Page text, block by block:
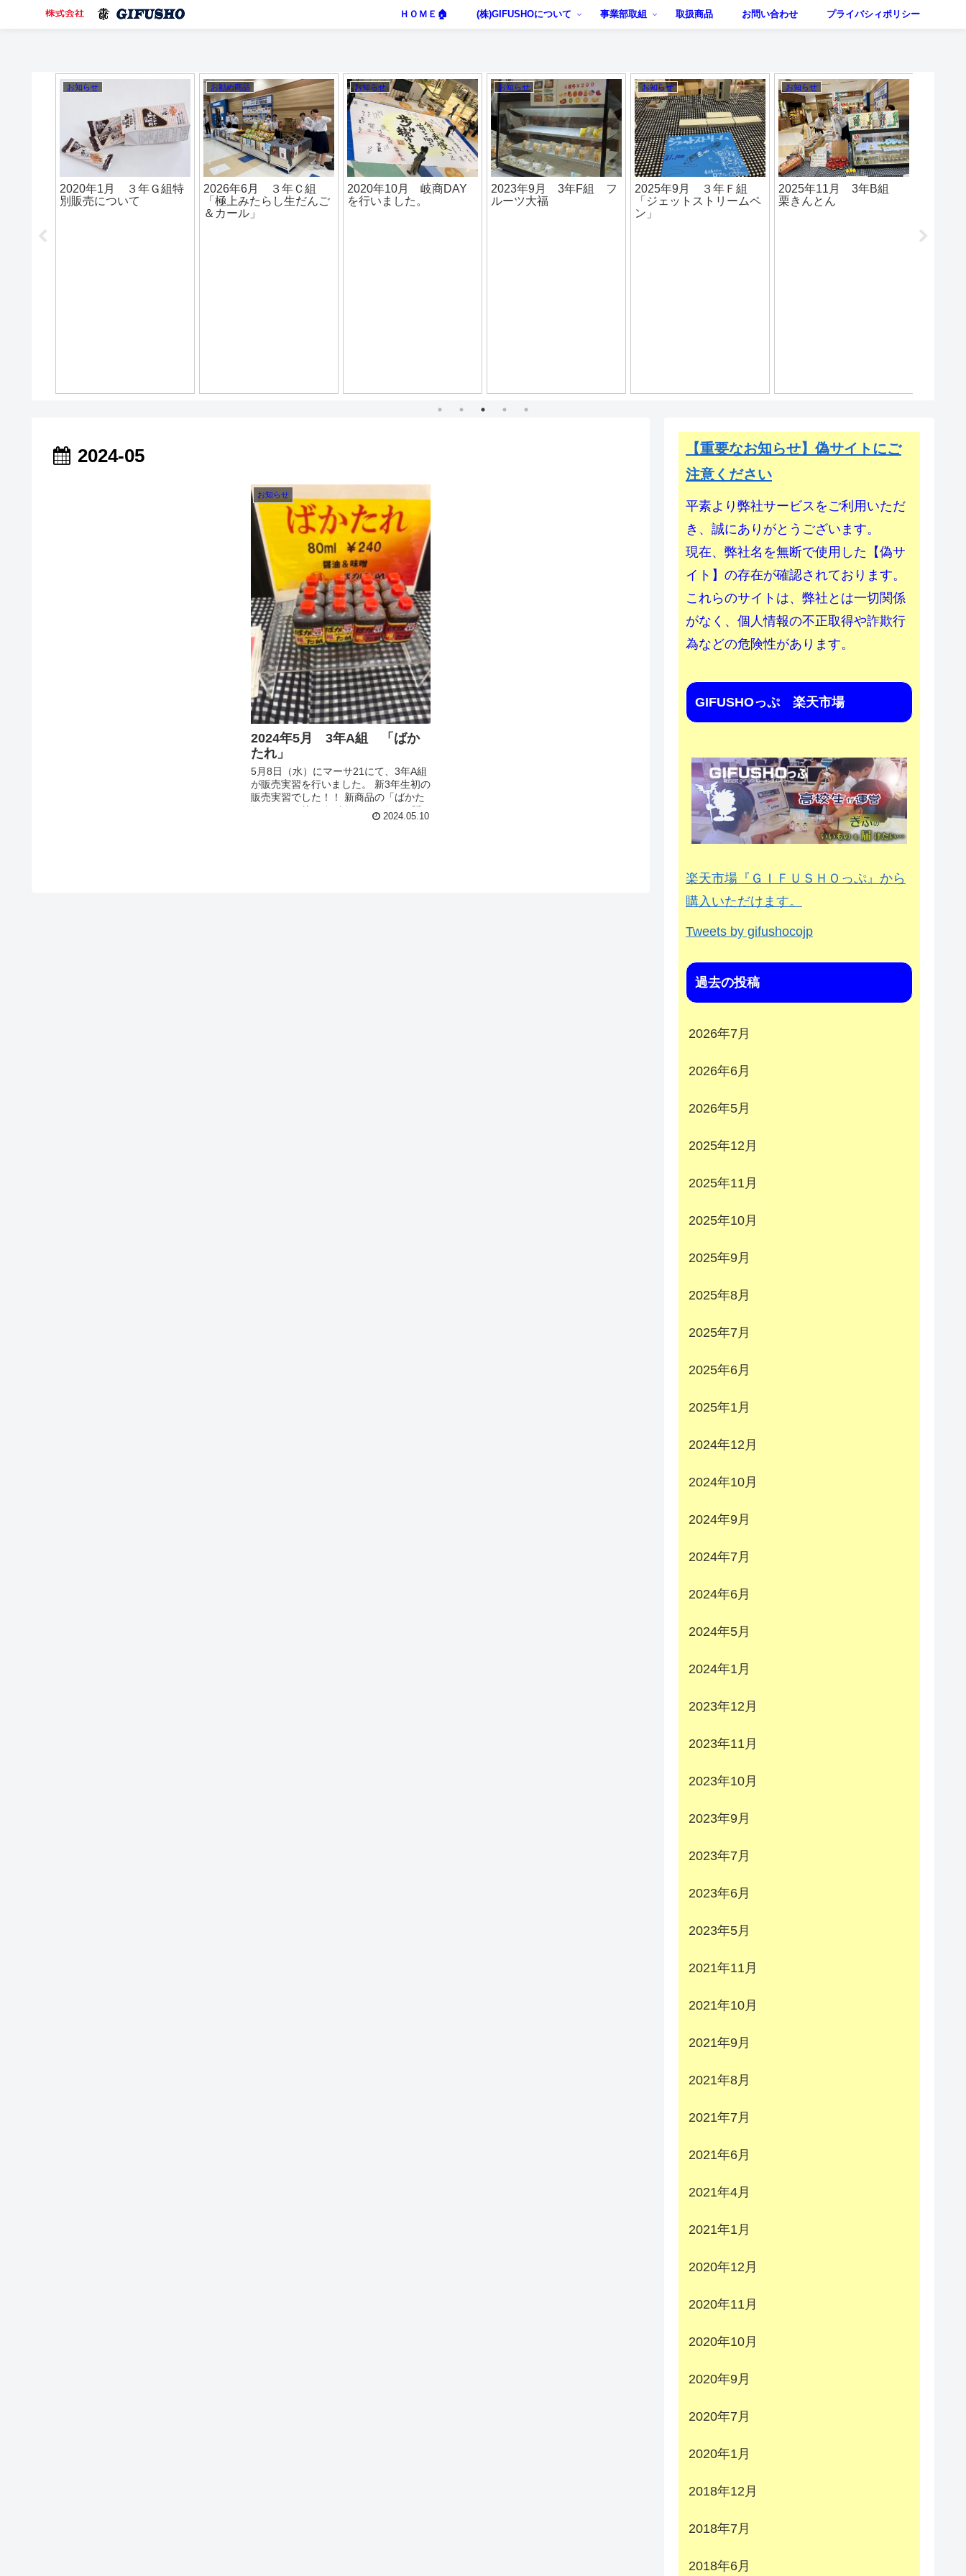
ＨＯＭＥ🏠 (株)GIFUSHOについて 事業部取組 取扱商品 お問い合わせ プライバシィポリシー
年9月 3年F組 フ
2025年9月 ３年Ｆ組
「ジェットストリームペ
お知らせ
2025年11月 3年B組
栗きんとん
お知らせ LOB部の活動
2018年6月 MASAチャ
レンジステーションに出
演しました【第３回】
お知らせ
2024年6月 3年B組
「かりんとう饅頭」
お知らせ
2021年7月 ３年F
2024-05
お知らせ
2024年5月 3年A組 「ばか
たれ」
5月8日（水）にマーサ21にて、3年A組
が販売実習を行いました。 新3年生初の
販売実習でした！！ 新商品の「ばかた
れ」やその他さまざまなおつまみの販
売を行いました！ 小魚アーモンドやミ
2024.05.10
【重要なお知らせ】偽サイトにご
注意ください
平素より弊社サービスをご利用いただ
き、誠にありがとうございます。
現在、弊社名を無断で使用した【偽サ
イト】の存在が確認されております。
これらのサイトは、弊社とは一切関係
がなく、個人情報の不正取得や詐欺行
為などの危険性があります。
GIFUSHOっぷ 楽天市場
楽天市場『ＧＩＦＵＳＨＯっぷ』から
購入いただけます。
Tweets by gifushocojp
過去の投稿
2026年7月
2026年6月
2026年5月
2025年12月
2025年11月
2025年10月
2025年9月
2025年8月
2025年7月
2025年6月
2025年1月
2024年12月
2024年10月
2024年9月
2024年7月
2024年6月
2024年5月
2024年1月
2023年12月
2023年11月
2023年10月
2023年9月
2023年7月
2023年6月
2023年5月
2021年11月
2021年10月
2021年9月
2021年8月
2021年7月
2021年6月
2021年4月
2021年1月
2020年12月
2020年11月
2020年10月
2020年9月
2020年7月
2020年1月
2018年12月
2018年7月
2018年6月